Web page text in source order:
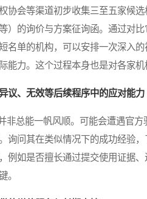
协会等渠道初步收集三至五家候
）的询价与方案征询函。通过对
名单的机构，可以安排一次深入
能力。这个过程本身也是对各家机
议、无效等后续程序中的应对能力
总能一帆风顺。可能会遭遇官方
询问其在类似情况下的成功经验
例如是否擅长通过提交使用证据
。